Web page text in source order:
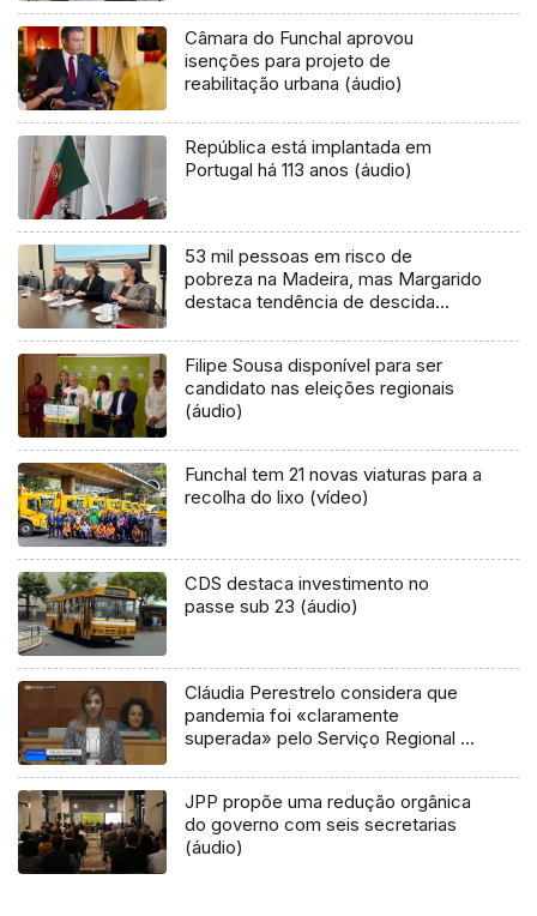
Câmara do Funchal aprovou
isenções para projeto de
reabilitação urbana (áudio)
República está implantada em
Portugal há 113 anos (áudio)
53 mil pessoas em risco de
pobreza na Madeira, mas Margarido
destaca tendência de descida
Filipe Sousa disponível para ser
candidato nas eleições regionais
(áudio)
Funchal tem 21 novas viaturas para a
recolha do lixo (vídeo)
CDS destaca investimento no
passe sub 23 (áudio)
Cláudia Perestrelo considera que
pandemia foi «claramente
superada» pelo Serviço Regional de
JPP propõe uma redução orgânica
do governo com seis secretarias
(áudio)